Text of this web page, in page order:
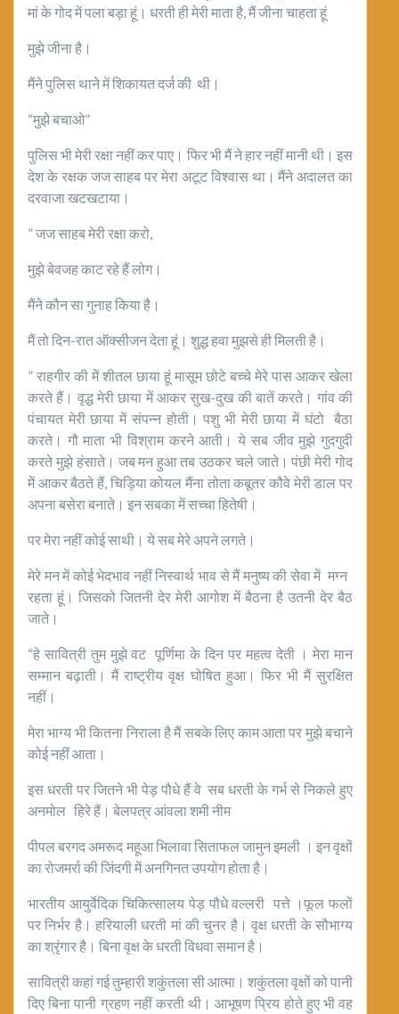
मां के गोद में पला बड़ा हूं। धरती ही मेरी माता है, मैं जीना चाहता हूं
मुझे जीना है।
मैंने पुलिस थाने में शिकायत दर्ज की थी।
“मुझे बचाओ”
पुलिस भी मेरी रक्षा नहीं कर पाए। फिर भी मैं ने हार नहीं मानी थी। इस
देश के रक्षक जज साहब पर मेरा अटूट विश्वास था। मैंने अदालत का
दरवाजा खटखटाया।
” जज साहब मेरी रक्षा करो,
मुझे बेवजह काट रहे हैं लोग।
मैंने कौन सा गुनाह किया है।
मैं तो दिन-रात ऑक्सीजन देता हूं। शुद्ध हवा मुझसे ही मिलती है।
” राहगीर की में शीतल छाया हूं मासूम छोटे बच्चे मेरे पास आकर खेला
करते हैं। वृद्ध मेरी छाया में आकर सुख-दुख की बातें करते। गांव की
पंचायत मेरी छाया में संपन्न होती। पशु भी मेरी छाया में घंटो बैठा
करते। गौ माता भी विश्राम करने आती। ये सब जीव मुझे गुदगुदी
करते मुझे हंसाते। जब मन हुआ तब उठकर चले जाते। पंछी मेरी गोद
में आकर बैठते हैं, चिड़िया कोयल मैंना तोता कबूतर कौवे मेरी डाल पर
अपना बसेरा बनाते। इन सबका में सच्चा हितेषी।
पर मेरा नहीं कोई साथी। ये सब मेरे अपने लगते।
मेरे मन में कोई भेदभाव नहीं निस्वार्थ भाव से मैं मनुष्य की सेवा में मग्न
रहता हूं। जिसको जितनी देर मेरी आगोश में बैठना है उतनी देर बैठ
जाते।
“हे सावित्री तुम मुझे वट पूर्णिमा के दिन पर महत्व देती । मेरा मान
सम्मान बढ़ाती। मैं राष्ट्रीय वृक्ष घोषित हुआ। फिर भी मैं सुरक्षित
नहीं।
मेरा भाग्य भी कितना निराला है मैं सबके लिए काम आता पर मुझे बचाने
कोई नहीं आता।
इस धरती पर जितने भी पेड़ पौधे हैं वे सब धरती के गर्भ से निकले हुए
अनमोल हिरे हैं। बेलपत्र आंवला शमी नीम
पीपल बरगद अमरूद महूआ भिलावा सिताफल जामुन इमली । इन वृक्षों
का रोजमर्रा की जिंदगी में अनगिनत उपयोग होता है।
भारतीय आयुर्वेदिक चिकित्सालय पेड़ पौधे वल्लरी पत्ते ।फूल फलों
पर निर्भर है। हरियाली धरती मां की चुनर है। वृक्ष धरती के सौभाग्य
का श्रृंगार है। बिना वृक्ष के धरती विधवा समान है।
सावित्री कहां गई तुम्हारी शकुंतला सी आत्मा। शकुंतला वृक्षों को पानी
दिए बिना पानी ग्रहण नहीं करती थी। आभूषण प्रिय होते हुए भी वह